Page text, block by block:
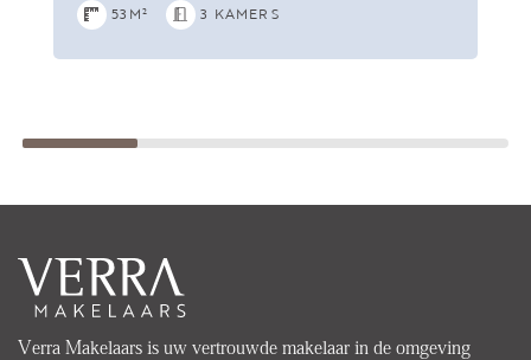
53M² 3 KAMERS
Verra Makelaars is uw vertrouwde makelaar in de omgeving